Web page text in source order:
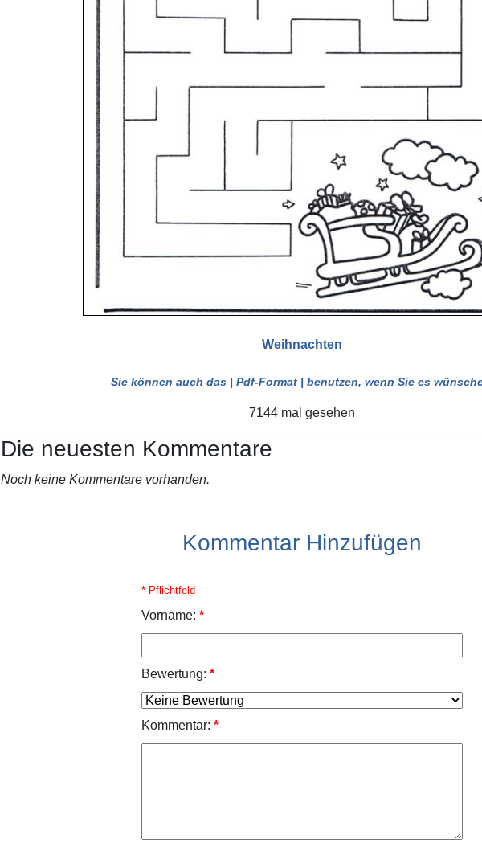
Weihnachten
Sie können auch das | Pdf-Format | benutzen, wenn Sie es
7144 mal gesehen
Die neuesten Kommentare
Noch keine Kommentare vorhanden.
Kommentar Hinzufügen
* Pflichtfeld
Vorname: *
Bewertung: *
Kommentar: *